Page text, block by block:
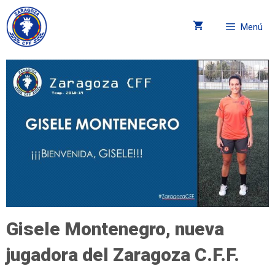
Menú
Gisele Montenegro, nueva
jugadora del Zaragoza C.F.F.